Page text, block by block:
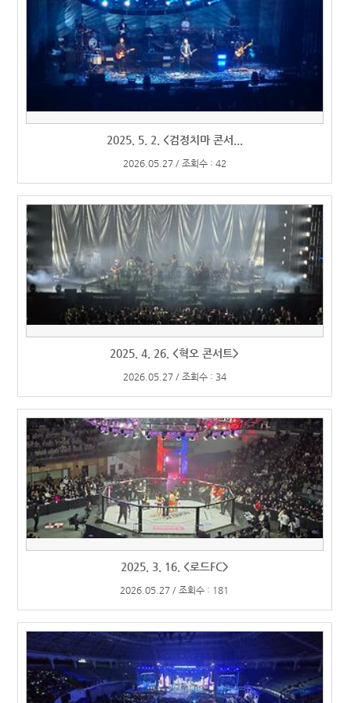
2025. 5. 2. <검정치마 콘서...
2026.05.27 / 조회수 : 42
2025. 4. 26. <혁오 콘서트>
2026.05.27 / 조회수 : 34
2025. 3. 16. <로드FC>
2026.05.27 / 조회수 : 181